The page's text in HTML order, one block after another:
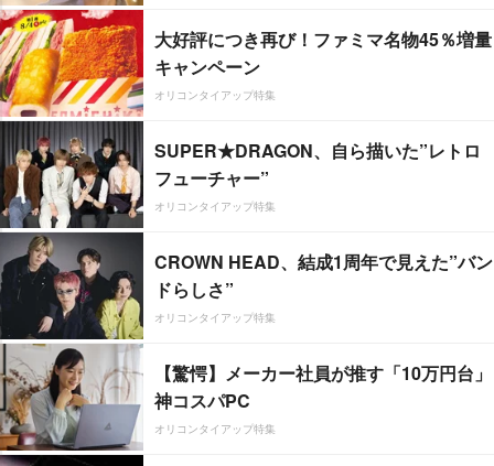
大好評につき再び！ファミマ名物45％増量
キャンペーン
オリコンタイアップ特集
SUPER★DRAGON、自ら描いた”レトロ
フューチャー”
オリコンタイアップ特集
CROWN HEAD、結成1周年で見えた”バン
ドらしさ”
オリコンタイアップ特集
【驚愕】メーカー社員が推す「10万円台」
神コスパPC
オリコンタイアップ特集